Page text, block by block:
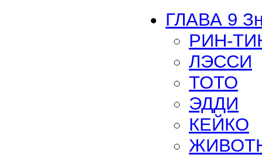
ГЛАВА 9
РИН-
ЛЭССИ
ТОТО
ЭДДИ
КЕЙКО